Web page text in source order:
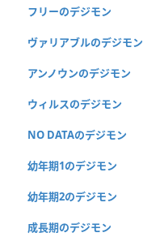
フリーのデジモン
ヴァリアブルのデジモン
アンノウンのデジモン
ウィルスのデジモン
NO DATAのデジモン
幼年期1のデジモン
幼年期2のデジモン
成長期のデジモン